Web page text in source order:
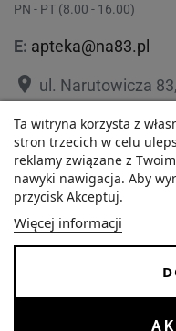
32,65 zł
PN - PT (8.00 - 16.00)
E: apteka@na83.pl
place ul. Narutowicza
placeul. 1 Maja 36,
Ta witryna korzysta z
stron trzecich w celu
reklamy związane z
nawyki nawigacja. Aby
przycisk Akceptuj.
Więcej informacji
O nas
Copyrights © 2026